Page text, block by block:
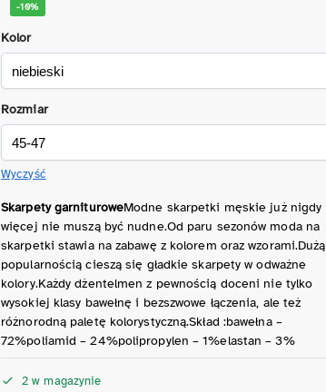
-10%
Kolor
Rozmiar
Wyczyść
Skarpety garnituroweModne skarpetki męskie już nigdy
więcej nie muszą być nudne.Od paru sezonów moda na
skarpetki stawia na zabawę z kolorem oraz wzorami.Dużą
popularnością cieszą się gładkie skarpety w odważne
kolory.Każdy dżentelmen z pewnością doceni nie tylko
wysokiej klasy bawełnę i bezszwowe łączenia, ale też
różnorodną paletę kolorystyczną.Skład :bawełna –
72%poliamid – 24%polipropylen – 1%elastan – 3%
2 w magazynie